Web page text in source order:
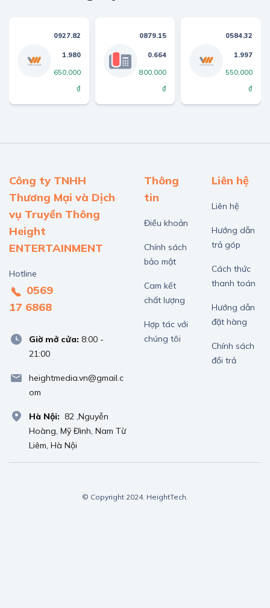
0927.82
1.980
650,000
₫
0879.15
0.664
800,000
₫
0584.32
1.997
550,000
₫
Công ty TNHH
Thương Mại và Dịch
vụ Truyền Thông
Height
ENTERTAINMENT
Hotline
0569
17 6868
Giờ mở cửa: 8:00 -
21:00
heightmedia.vn@gmail.c
om
Hà Nội: 82 ,Nguyễn
Hoàng, Mỹ Đình, Nam Từ
Liêm, Hà Nội
Thông
tin
Điều khoản
Chính sách
bảo mật
Cam kết
chất lượng
Hợp tác với
chúng tôi
Liên hệ
Liên hệ
Hướng dẫn
trả góp
Cách thức
thanh toán
Hướng dẫn
đặt hàng
Chính sách
đổi trả
© Copyright 2024. HeightTech.